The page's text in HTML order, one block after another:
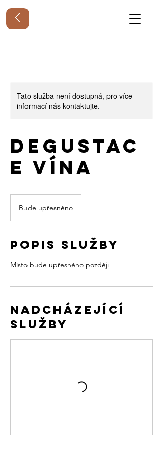
Tato služba není dostupná, pro více
informací nás kontaktujte.
Degustac
e vína
Bude upřesněno
Popis služby
Místo bude upřesněno později
Nadcházející
služby